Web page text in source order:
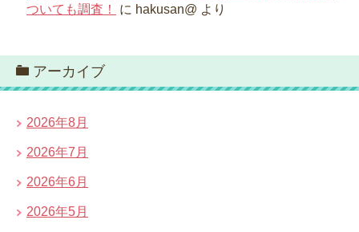
ついても調査！
に hakusan@ より
アーカイブ
2026年8月
2026年7月
2026年6月
2026年5月